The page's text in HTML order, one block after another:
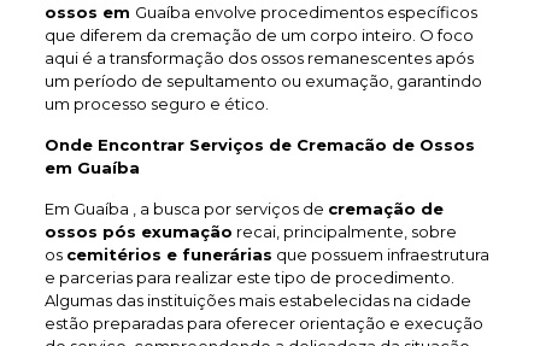
ossos em Guaíba envolve procedimentos específicos
que diferem da cremação de um corpo inteiro. O foco
aqui é a transformação dos ossos remanescentes após
um período de sepultamento ou exumação, garantindo
um processo seguro e ético.
Onde Encontrar Serviços de Cremacão de Ossos
em Guaíba
Em Guaíba , a busca por serviços de cremação de
ossos pós exumação recai, principalmente, sobre
os cemitérios e funerárias que possuem infraestrutura
e parcerias para realizar este tipo de procedimento.
Algumas das instituições mais estabelecidas na cidade
estão preparadas para oferecer orientação e execução